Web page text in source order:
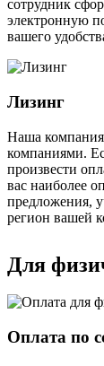
сотрудник
электронную
вашего
Лизинг
Наша
компаниями.
произвести
вас наиболее
предложения,
регион вашей
Для
Оплата по